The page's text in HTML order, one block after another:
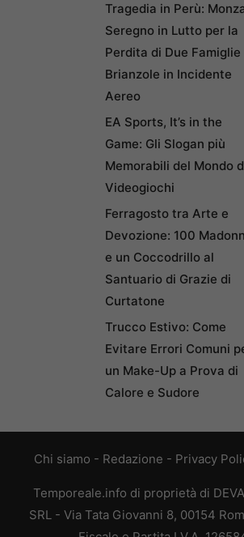
Tragedia in Perù:
Seregno in Lutto per la
Perdita di Due Famiglie
Brianzole in Incidente
Aereo
EA Sports, It’s in the
Game: Gli Slogan più
Memorabili del Mondo
Videogiochi
Ferragosto tra Arte e
Devozione: 100
e un Coccodrillo al
Santuario di Grazie di
Curtatone
Trucco Estivo: Come
Evitare Errori Comuni
un Make-Up a Prova di
Calore e Sudore
Chi siamo - Redazione - Privacy
Temporeale.info di proprietà di
SRL - Via Tata Giovanni 8, 00154